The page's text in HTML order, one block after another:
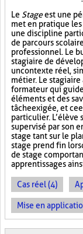
Le Stageest une
met en pratique
une discipline
de parcours
professionnel. Le
stagiaire de
un contexte réel,
métier. Le stagiaire
formateur qui
éléments et des
tâche exigée, et ce
particulier. L’élève
supervisé par son
stage tant sur le
stage prend fin
de stage
apprentissages
Cas réel (4)
Mise en